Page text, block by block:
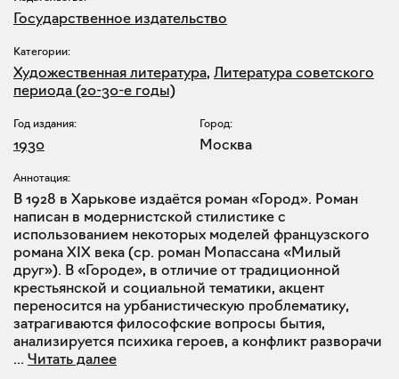
Государственное издательство
Категории:
Художественная литература, Литература советского
периода (20-30-е годы)
Год издания:
1930
Город:
Москва
Аннотация:
В 1928 в Харькове издаётся роман «Город». Роман
написан в модернистской стилистике с
использованием некоторых моделей французского
романа XIX века (ср. роман Мопассана «Милый
друг»). В «Городе», в отличие от традиционной
крестьянской и социальной тематики, акцент
переносится на урбанистическую проблематику,
затрагиваются философские вопросы бытия,
анализируется психика героев, а конфликт разворачи
... Читать далее